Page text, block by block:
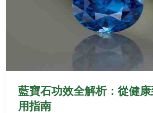
藍寶石功效全解析：從健
用指南